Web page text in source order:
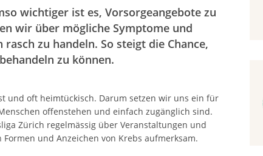
wichtiger ist es, Vorsorgeangebote zu
wir über mögliche Symptome und
zu handeln. So steigt die Chance,
zu können.
und oft heimtückisch. Darum setzen wir uns ein für
offenstehen und einfach zugänglich sind.
Zürich regelmässig über Veranstaltungen und
und Anzeichen von Krebs aufmerksam.